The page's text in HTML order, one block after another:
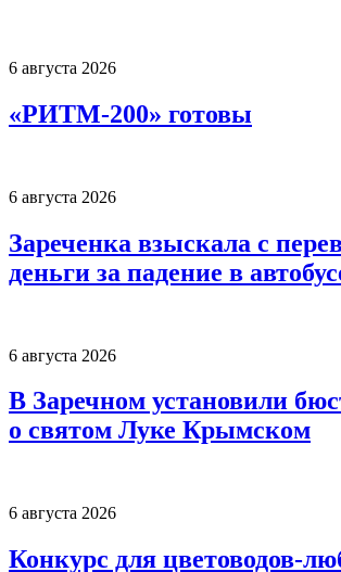
6 августа 2026
«РИТМ-200» готовы
6 августа 2026
Зареченка взыскала с
деньги за падение в
6 августа 2026
В Заречном установили
о святом Луке Крымском
6 августа 2026
Конкурс для цветоводов-